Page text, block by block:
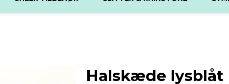
Halskæde